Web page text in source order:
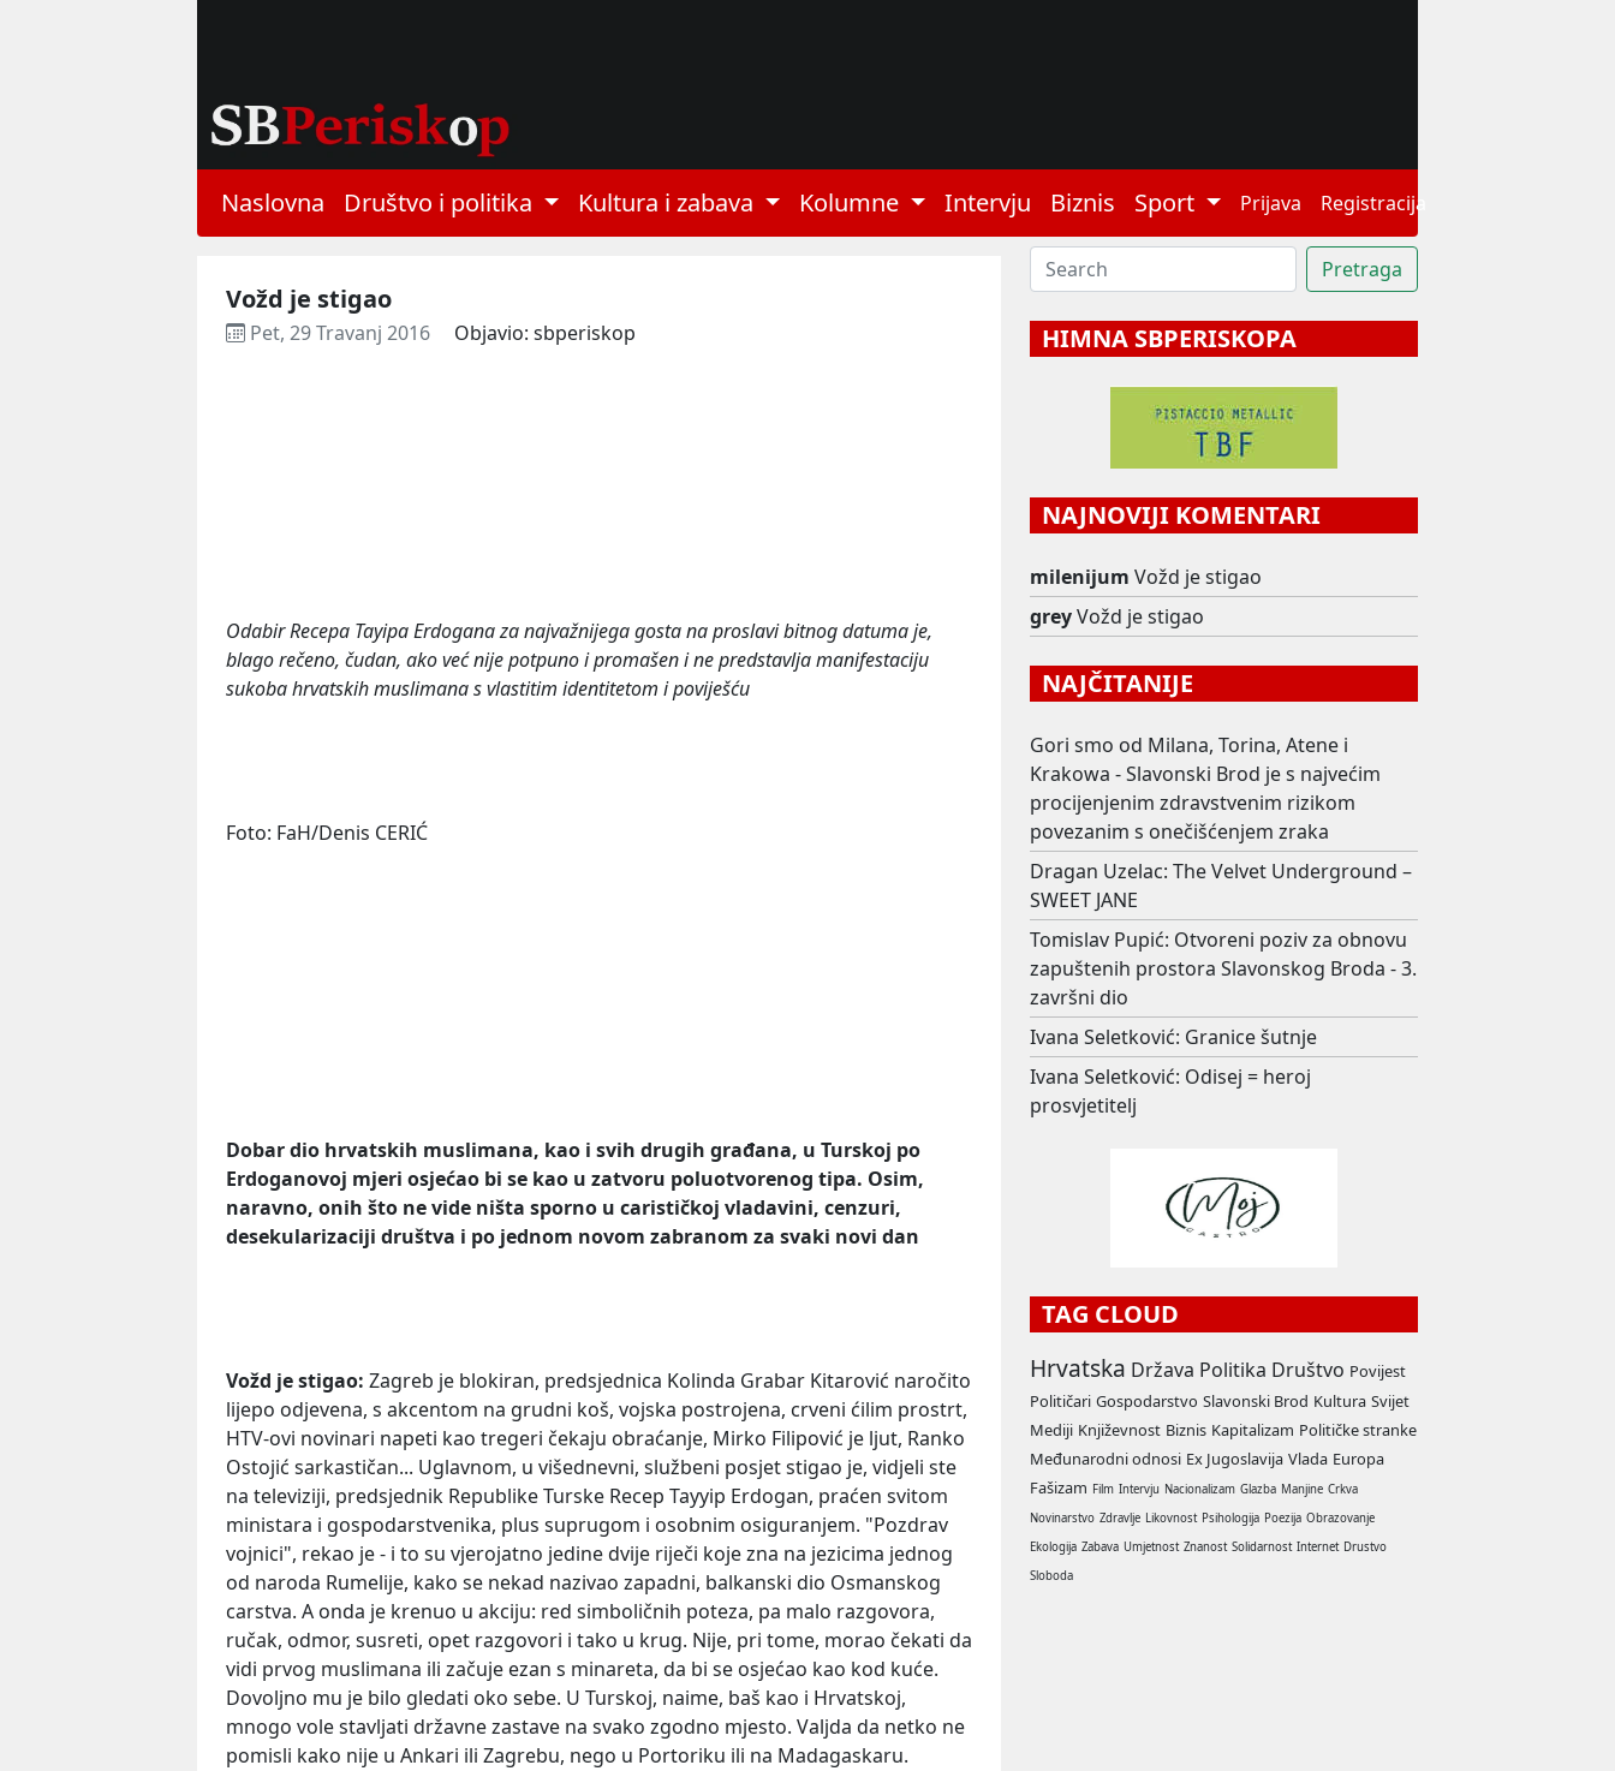
Naslovna Društvo i politika Kultura i zabava Kolumne Intervju Biznis Sport Prijava Registracija
Vožd je stigao
Pet, 29 Travanj 2016 Objavio: sbperiskop
Odabir Recepa Tayipa Erdogana za najvažnijega gosta na proslavi bitnog datuma je,
blago rečeno, čudan, ako već nije potpuno i promašen i ne predstavlja manifestaciju
sukoba hrvatskih muslimana s vlastitim identitetom i poviješću
Foto: FaH/Denis CERIĆ
Dobar dio hrvatskih muslimana, kao i svih drugih građana, u Turskoj po
Erdoganovoj mjeri osjećao bi se kao u zatvoru poluotvorenog tipa. Osim,
naravno, onih što ne vide ništa sporno u carističkoj vladavini, cenzuri,
desekularizaciji društva i po jednom novom zabranom za svaki novi dan
Vožd je stigao: Zagreb je blokiran, predsjednica Kolinda Grabar Kitarović naročito
lijepo odjevena, s akcentom na grudni koš, vojska postrojena, crveni ćilim prostrt,
HTV-ovi novinari napeti kao tregeri čekaju obraćanje, Mirko Filipović je ljut, Ranko
Ostojić sarkastičan... Uglavnom, u višednevni, službeni posjet stigao je, vidjeli ste
na televiziji, predsjednik Republike Turske Recep Tayyip Erdogan, praćen svitom
ministara i gospodarstvenika, plus suprugom i osobnim osiguranjem. "Pozdrav
vojnici", rekao je - i to su vjerojatno jedine dvije riječi koje zna na jezicima jednog
od naroda Rumelije, kako se nekad nazivao zapadni, balkanski dio Osmanskog
carstva. A onda je krenuo u akciju: red simboličnih poteza, pa malo razgovora,
ručak, odmor, susreti, opet razgovori i tako u krug. Nije, pri tome, morao čekati da
vidi prvog muslimana ili začuje ezan s minareta, da bi se osjećao kao kod kuće.
Dovoljno mu je bilo gledati oko sebe. U Turskoj, naime, baš kao i Hrvatskoj,
mnogo vole stavljati državne zastave na svako zgodno mjesto. Valjda da netko ne
pomisli kako nije u Ankari ili Zagrebu, nego u Portoriku ili na Madagaskaru.
HIMNA SBPERISKOPA
NAJNOVIJI KOMENTARI
milenijum Vožd je stigao
greyVožd je stigao
NAJČITANIJE
Gori smo od Milana, Torina, Atene i
Krakowa - Slavonski Brod je s najvećim
procijenjenim zdravstvenim rizikom
povezanim s onečišćenjem zraka
Dragan Uzelac: The Velvet Underground –
SWEET JANE
Tomislav Pupić: Otvoreni poziv za obnovu
zapuštenih prostora Slavonskog Broda - 3.
završni dio
Ivana Seletković: Granice šutnje
Ivana Seletković: Odisej = heroj
prosvjetitelj
TAG CLOUD
Hrvatska Država Politika Društvo Povijest
Političari Gospodarstvo Slavonski Brod Kultura Svijet
Mediji Književnost Biznis Kapitalizam Političke stranke
Međunarodni odnosi Ex Jugoslavija Vlada Europa
Fašizam Film Intervju Nacionalizam Glazba Manjine Crkva
Novinarstvo Zdravlje Likovnost Psihologija Poezija Obrazovanje
Ekologija Zabava Umjetnost Znanost Solidarnost Internet Drustvo
Sloboda